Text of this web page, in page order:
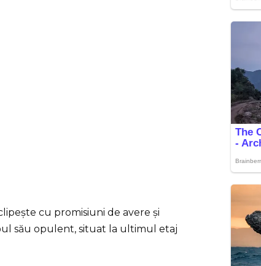
cu promisiuni de avere și
său opulent, situat la ultimul etaj